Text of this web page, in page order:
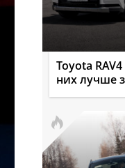
Toyota
них лучше